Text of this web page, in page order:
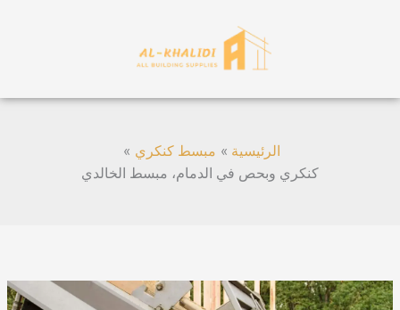
مبسط كنكري
وبحص في الدمام، مبسط الخالدي